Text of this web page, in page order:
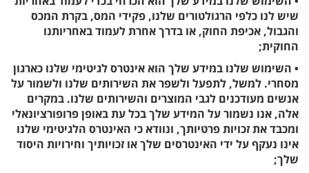
שיש לנו כלפי הרגולטורים שלנו, פקידי המס, בקרת המכס
והגבול, אכיפת החוק, או בדרך אחרת לעמוד באחריותנו
החוקית;
• השימוש שלנו במידע שלך הוא אינטרס לגיטימי שלנו כארגון
מסחרי. למשל, לתפעל ולשפר את השירותים שלנו ולשמור על
אנשים מעודכנים לגבי המוצרים והשירותים שלנו. במקרים
אלה, אנו נשמור על המידע שלך בכל עת באופן פרופורציונאלי
ומכבד את זכויות פרטיותך, ונוודא כי האינטרס הלגיטימי שלנו
אינו נעקף על ידי האינטרסים שלך או זכויותיך וחירויות היסוד
שלך;